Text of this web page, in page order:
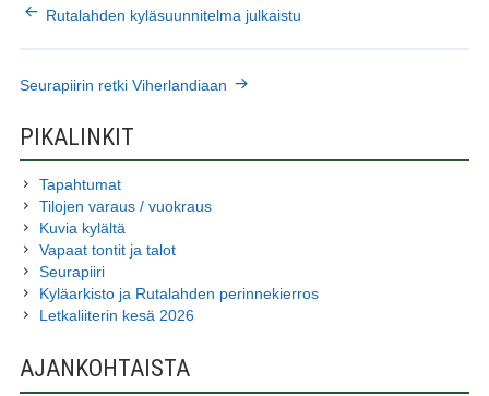
SELAUS
Rutalahden kyläsuunnitelma julkaistu
Seurapiirin retki Viherlandiaan
SIVUPALKKI
PIKALINKIT
Tapahtumat
Tilojen varaus / vuokraus
Kuvia kylältä
Vapaat tontit ja talot
Seurapiiri
Kyläarkisto ja Rutalahden perinnekierros
Letkaliiterin kesä 2026
AJANKOHTAISTA